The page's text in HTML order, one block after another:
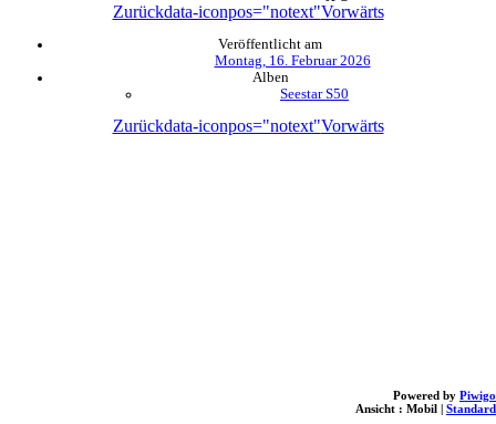
Zurückdata-iconpos="notext"Vorwärts
Veröffentlicht am
Montag, 16. Februar 2026
Alben
Seestar S50
Zurückdata-iconpos="notext"Vorwärts
Powered by Piwigo
Ansicht : Mobil | Standard